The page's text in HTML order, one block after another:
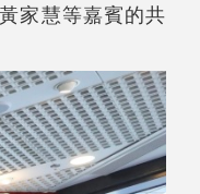
家慧等嘉賓的共